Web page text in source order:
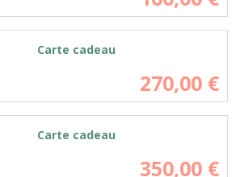
Carte cadeau
270,00 €
Carte cadeau
350,00 €